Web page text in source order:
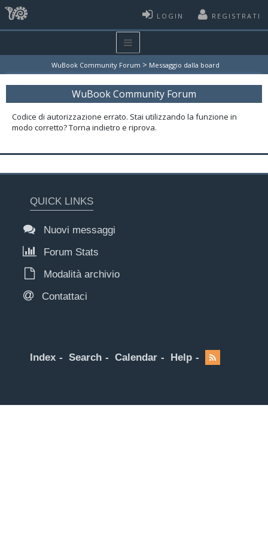
LOGIN REGISTRATI
WuBook Community Forum > Messaggio dalla board
WuBook Community Forum
Codice di autorizzazione errato. Stai utilizzando la funzione in
modo corretto? Torna indietro e riprova.
QUICK LINKS
Nuovi messaggi
Forum Stats
Modalità archivio
Contattaci
Index Search Calendar Help